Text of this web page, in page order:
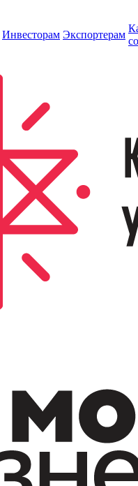
Инвесторам Экспортерам